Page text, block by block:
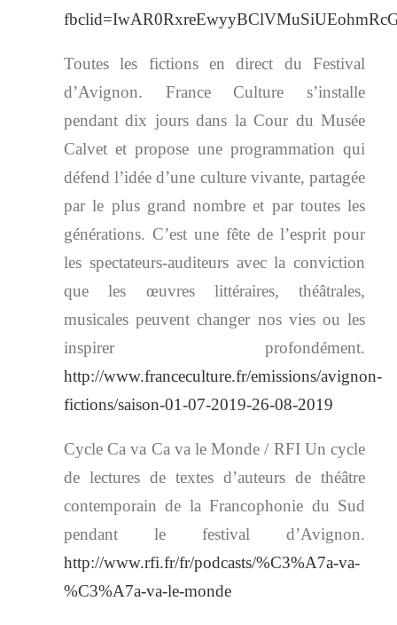
Toutes les fictions en direct du Festival
d’Avignon. France Culture s’installe
pendant dix jours dans la Cour du Musée
Calvet et propose une programmation qui
défend l’idée d’une culture vivante, partagée
par le plus grand nombre et par toutes les
générations. C’est une fête de l’esprit pour
les spectateurs-auditeurs avec la conviction
que les œuvres littéraires, théâtrales,
musicales peuvent changer nos vies ou les
inspirer profondément.
http://www.franceculture.fr/emissions/avignon-
fictions/saison-01-07-2019-26-08-2019
Cycle Ca va Ca va le Monde / RFI Un cycle
de lectures de textes d’auteurs de théâtre
contemporain de la Francophonie du Sud
pendant le festival d’Avignon.
http://www.rfi.fr/fr/podcasts/%C3%A7a-va-
%C3%A7a-va-le-monde